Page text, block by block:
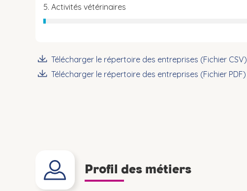
5. Activités vétérinaires
Télécharger le répertoire des entreprises (Fichier CSV)
Télécharger le répertoire des entreprises (Fichier PDF)
Profil des métiers